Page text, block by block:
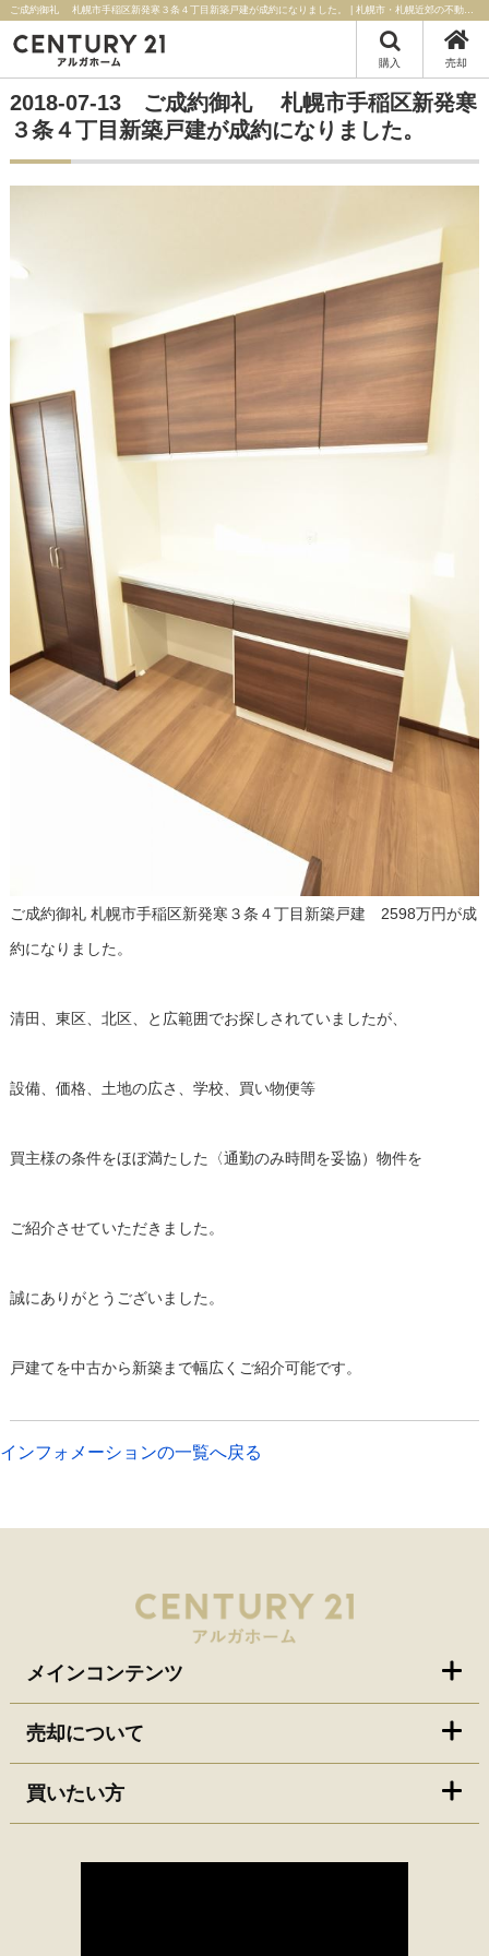
ご成約御礼 札幌市手稲区新発寒３条４丁目新築戸建が成約になりました。 | 札幌市・札幌近郊の不動産はセンチュリー21アルガホーム
購入 売却
2018-07-13 ご成約御礼 札幌市手稲区新発寒
３条４丁目新築戸建が成約になりました。
ご成約御礼 札幌市手稲区新発寒３条４丁目新築戸建 2598万円が成
約になりました。
清田、東区、北区、と広範囲でお探しされていましたが、
設備、価格、土地の広さ、学校、買い物便等
買主様の条件をほぼ満たした〈通勤のみ時間を妥協）物件を
ご紹介させていただきました。
誠にありがとうございました。
戸建てを中古から新築まで幅広くご紹介可能です。
インフォメーションの一覧へ戻る
メインコンテンツ
売却について
買いたい方